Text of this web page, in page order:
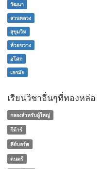
วัฒนา
สวนหลวง
สุขุมวิท
ห้วยขวาง
อโศก
เอกมัย
เรียนวิชาอื่นๆที่ทองหล่อ
กลองสำหรับผู้ใหญ่
กีต้าร์
คีย์บอร์ด
ดนตรี